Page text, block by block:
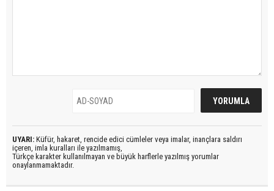
UYARI: Küfür, hakaret, rencide edici cümleler veya imalar, inançlara saldırı
içeren, imla kuralları ile yazılmamış,
Türkçe karakter kullanılmayan ve büyük harflerle yazılmış yorumlar
onaylanmamaktadır.